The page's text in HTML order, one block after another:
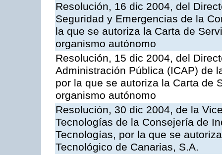
Resolución, 16 dic 2004, del
Seguridad y Emergencias de la
la que se autoriza la Carta de
organismo autónomo
Resolución, 15 dic 2004, del
Administración Pública (ICAP) de
por la que se autoriza la Carta de
organismo autónomo
Resolución, 30 dic 2004, de la
Tecnologías de la Consejería de
Tecnologías, por la que se
Tecnológico de Canarias, S.A.